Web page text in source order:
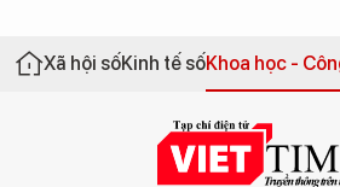
Xã hội sốKinh tế sốKhoa học -